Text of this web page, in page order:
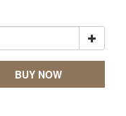
BUY NOW